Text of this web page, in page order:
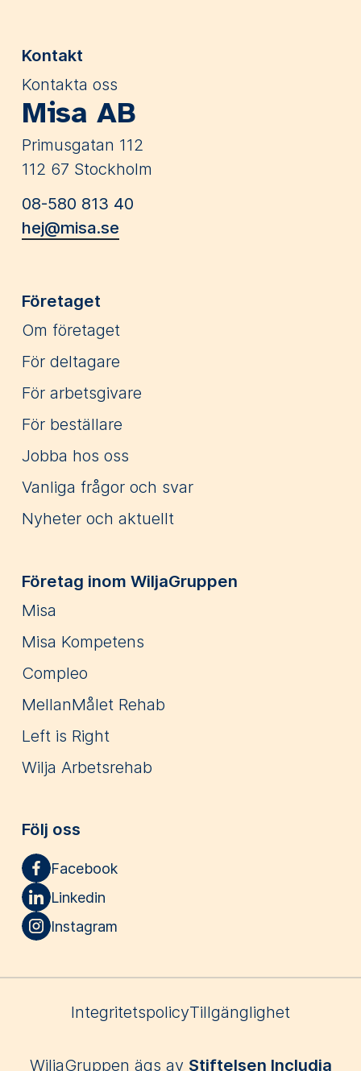
Kontakt
Kontakta oss
Misa AB
Primusgatan 112
112 67 Stockholm
08-580 813 40
hej@misa.se
Företaget
Om företaget
För deltagare
För arbetsgivare
För beställare
Jobba hos oss
Vanliga frågor och svar
Nyheter och aktuellt
Företag inom WiljaGruppen
Misa
Misa Kompetens
Compleo
MellanMålet Rehab
Left is Right
Wilja Arbetsrehab
Följ oss
Facebook
Linkedin
Instagram
IntegritetspolicyTillgänglighet
WiljaGruppen ägs av Stiftelsen Includia